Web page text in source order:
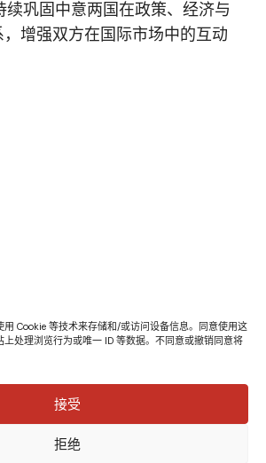
用 Cookie 等技术来存储和/或访问设备信息。同意使用这
上处理浏览行为或唯一 ID 等数据。不同意或撤销同意将
接受
拒绝
续巩固中意两国在政策、经济与
增强双方在国际市场中的互动